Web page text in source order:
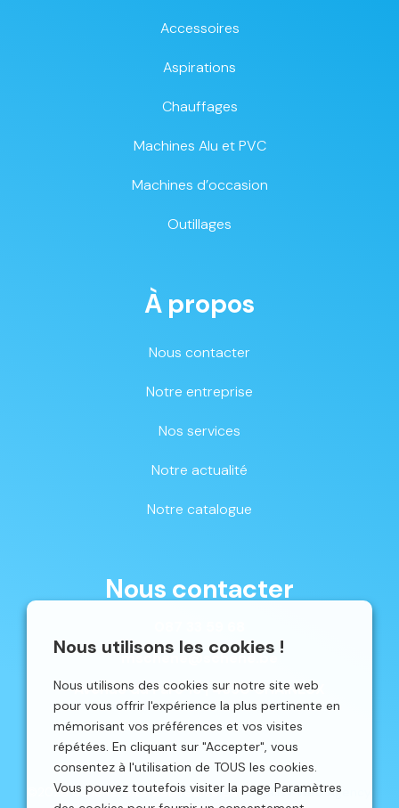
Nous utilisons les cookies !
Nous utilisons des cookies sur notre site web
pour vous offrir l'expérience la plus pertinente en
mémorisant vos préférences et vos visites
répétées. En cliquant sur "Accepter", vous
consentez à l'utilisation de TOUS les cookies.
Vous pouvez toutefois visiter la page Paramètres
Accessoires
Aspirations
Chauffages
Machines Alu et PVC
Machines d’occasion
Outillages
À propos
Nous contacter
Notre entreprise
Nos services
Notre actualité
Notre catalogue
Nous contacter
mschene@schene.be
Avenue du Parc 16 | 4650 CHAINEUX
©2026 Schêne. Site web réalisé parLocalisy Web Agency.